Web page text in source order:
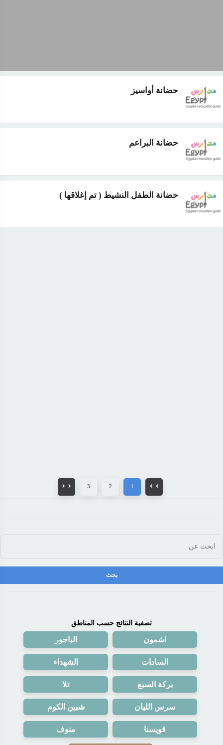
حضانة أواسيز
حضانة البراعم
حضانة الطفل النشيط ( تم إغلاقها )
1
2
3
تصفية النتائج حسب المناطق
اشمون الباجور
السادات الشهداء
بركة السبع تلا
سرس الليان شبين الكوم
قويسنا منوف